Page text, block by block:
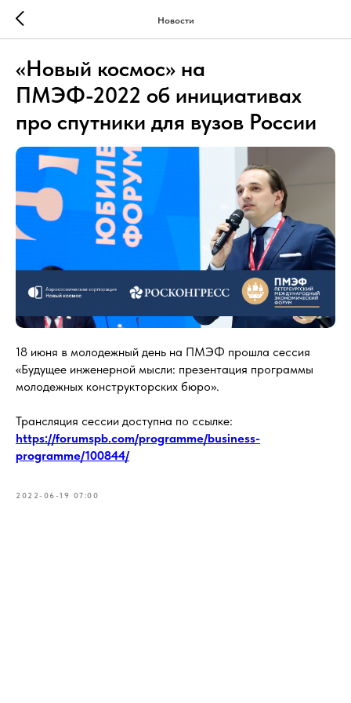
Новости
«Новый космос» на
ПМЭФ-2022 об инициативах
про спутники для вузов России
18 июня в молодежный день на ПМЭФ прошла сессия
«Будущее инженерной мысли: презентация программы
молодежных конструкторских бюро».
Трансляция сессии доступна по ссылке:
https://forumspb.com/programme/business-
programme/100844/
2022-06-19 07:00